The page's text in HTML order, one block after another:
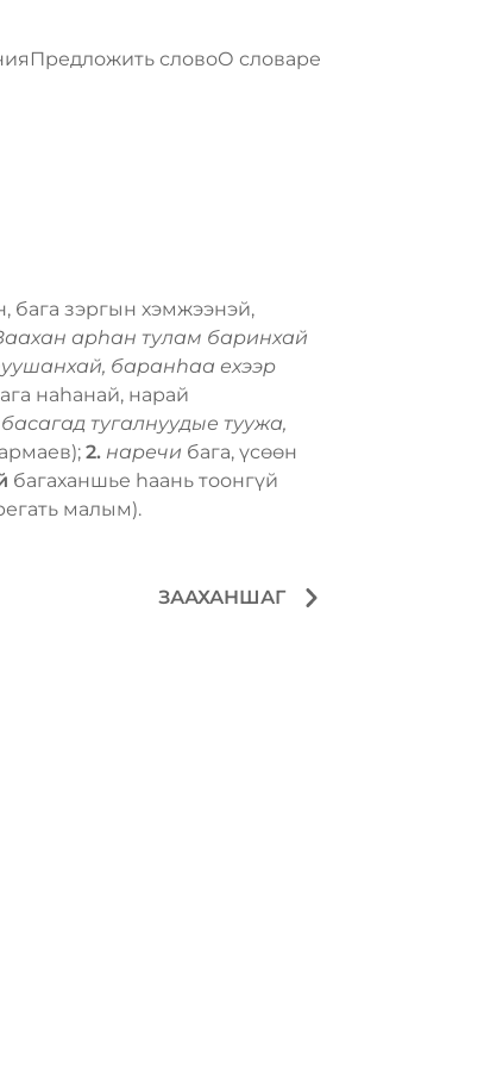
Предложить словоО словаре
бага зэргын хэмжээнэй,
арһан тулам баринхай
баранһаа ехээр
наһанай, нарай
тугалнуудые туужа,
2. наречи бага, үсѳѳн
багаханшье һаань тоонгүй
малым).
ЗААХАНШАГ